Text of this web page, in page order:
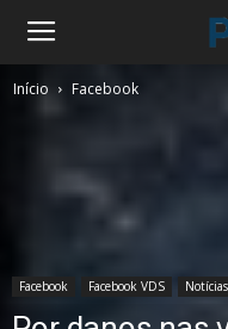
Início Facebook
Facebook Facebook VDS Notícias